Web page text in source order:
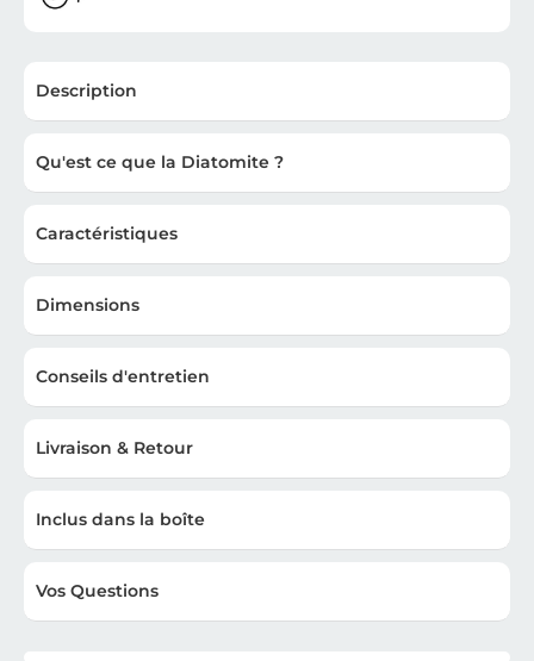
Description
Qu'est ce que la Diatomite ?
Caractéristiques
Dimensions
Conseils d'entretien
Livraison & Retour
Inclus dans la boîte
Vos Questions